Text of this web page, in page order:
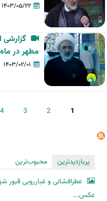
۱۴۰۳/۰۵/۲۲
گزارشی
مطهر در
۱۴۰۳/۰۲/۰۱
1
2
3
4
پربازدیدترین
محبوب‌ترین
عطرافشانی و غبارروبی
عکس...